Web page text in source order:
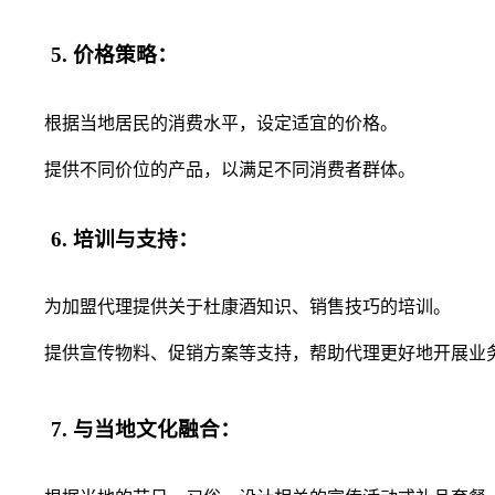
5. 价格策略：
根据当地居民的消费水平，设定适宜的价格。
提供不同价位的产品，以满足不同消费者群体。
6. 培训与支持：
为加盟代理提供关于杜康酒知识、销售技巧的培训。
提供宣传物料、促销方案等支持，帮助代理更好地开展业
7. 与当地文化融合：